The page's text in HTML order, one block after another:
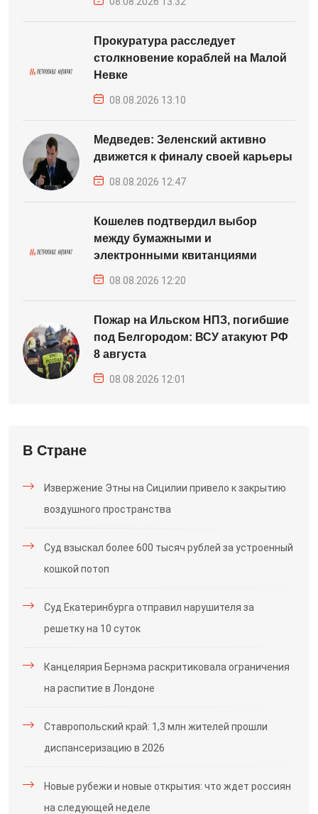
Прокуратура расследует
столкновение кораблей на Малой
Невке
08.08.2026 13:10
Медведев: Зеленский активно
движется к финалу своей карьеры
08.08.2026 12:47
Кошелев подтвердил выбор
между бумажными и
электронными квитанциями
08.08.2026 12:20
Пожар на Ильском НПЗ, погибшие
под Белгородом: ВСУ атакуют РФ
8 августа
08.08.2026 12:01
В Стране
Извержение Этны на Сицилии привело к закрытию
воздушного пространства
Суд взыскал более 600 тысяч рублей за устроенный
кошкой потоп
Суд Екатеринбурга отправил нарушителя за
решетку на 10 суток
Канцелярия Бернэма раскритиковала ограничения
на распитие в Лондоне
Ставропольский край: 1,3 млн жителей прошли
диспансеризацию в 2026
Новые рубежи и новые открытия: что ждет россиян
на следующей неделе